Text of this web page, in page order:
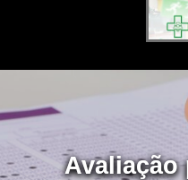
Avaliação
Avaliação